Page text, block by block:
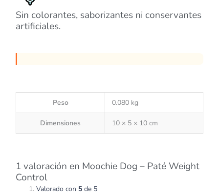
Sin colorantes, saborizantes ni conservantes
artificiales.
Peso 0.080 kg
Dimensiones 10 × 5 × 10 cm
1 valoración en Moochie Dog – Paté Weight
Control
Valorado con 5 de 5